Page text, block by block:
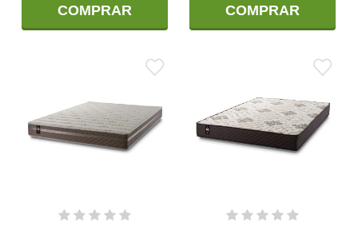
COMPRAR COMPRAR